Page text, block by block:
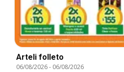
Arteli folleto
06/08/2026- 06/08/2026